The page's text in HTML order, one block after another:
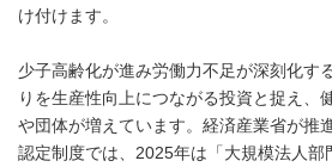
け付けます。
少子高齢化が進み労働力不足が深刻化す
りを生産性向上につながる投資と捉え、
や団体が増えています。経済産業省が推
認定制度では、2025年は「大規模法人部